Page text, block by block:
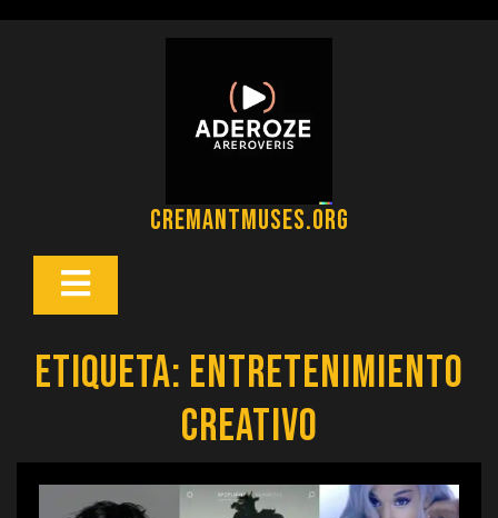
cremantmuses.org
Botón
Etiqueta: entretenimiento
creativo